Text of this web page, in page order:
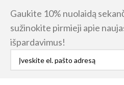
Gaukite 10% nuolaidą
sužinokite pirmieji apie
išpardavimus!